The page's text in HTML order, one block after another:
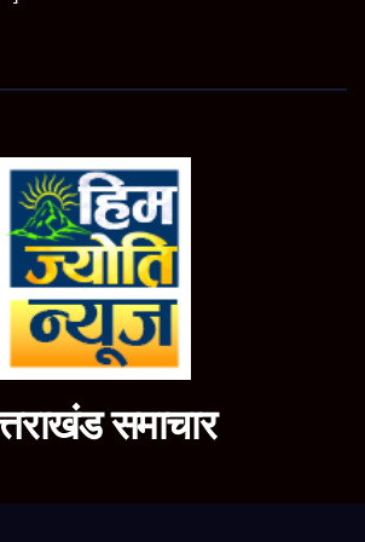
समाचार